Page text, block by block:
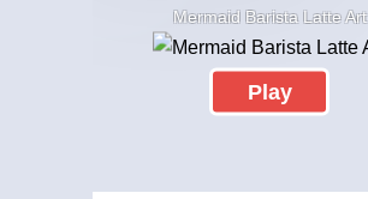
Mermaid Barista Latte Art
Play